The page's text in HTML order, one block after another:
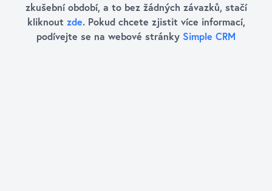
zkušební období, a to bez žádných závazků, stačí
kliknout zde. Pokud chcete zjistit více informací,
podívejte se na webové stránky Simple CRM